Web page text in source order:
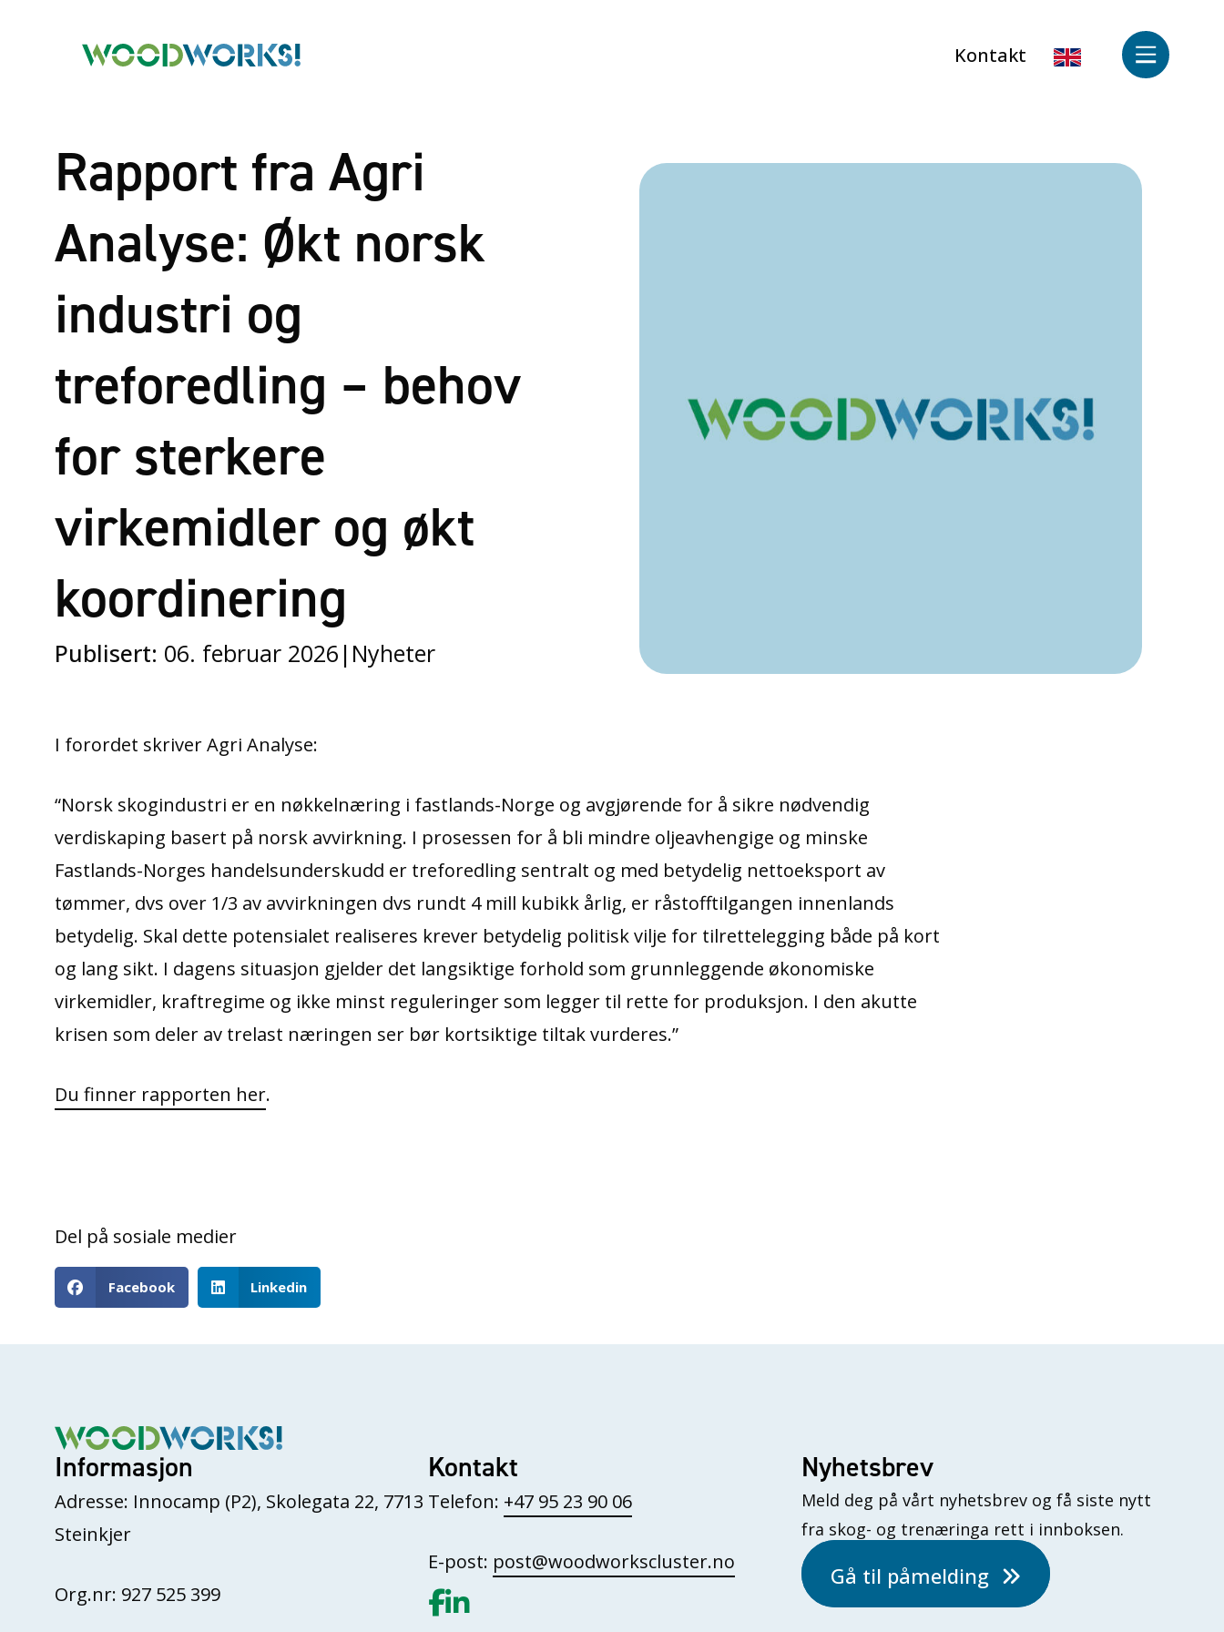
Kontakt
Rapport fra Agri
Analyse: Økt norsk
industri og
treforedling – behov
for sterkere
virkemidler og økt
koordinering
Publisert: 06. februar 2026 | Nyheter
I forordet skriver Agri Analyse:
“Norsk skogindustri er en nøkkelnæring i fastlands-Norge og avgjørende for å sikre nødvendig
verdiskaping basert på norsk avvirkning. I prosessen for å bli mindre oljeavhengige og minske
Fastlands-Norges handelsunderskudd er treforedling sentralt og med betydelig nettoeksport av
tømmer, dvs over 1/3 av avvirkningen dvs rundt 4 mill kubikk årlig, er råstofftilgangen innenlands
betydelig. Skal dette potensialet realiseres krever betydelig politisk vilje for tilrettelegging både på kort
og lang sikt. I dagens situasjon gjelder det langsiktige forhold som grunnleggende økonomiske
virkemidler, kraftregime og ikke minst reguleringer som legger til rette for produksjon. I den akutte
krisen som deler av trelast næringen ser bør kortsiktige tiltak vurderes.”
Du finner rapporten her.
Del på sosiale medier
Facebook Linkedin
Informasjon
Adresse: Innocamp (P2), Skolegata 22, 7713
Steinkjer
Org.nr: 927 525 399
Kontakt
Telefon: +47 95 23 90 06
E-post: post@woodworkscluster.no
Gå til vår Facebook
Gå til vår LinkedIn
Nyhetsbrev
Meld deg på vårt nyhetsbrev og få siste nytt
fra skog- og trenæringa rett i innboksen.
Gå til påmelding